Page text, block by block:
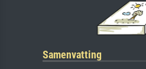
Samenvatting